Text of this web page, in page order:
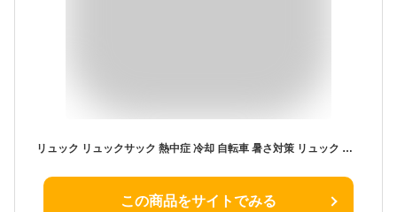
リュック リュックサック 熱中症 冷却 自転車 暑さ対策 リュック 背中 パッド ひんやり THANKO ひんやり蒸れない「リュックスペーサー」SPACERSBK
この商品をサイトでみる